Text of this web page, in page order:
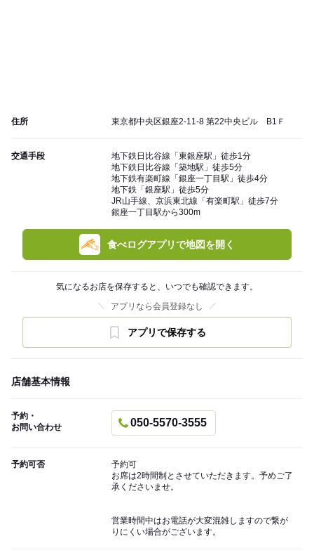
住所 東京都中央区銀座2-11-8 第22中央ビル B1Ｆ
交通手段
地下鉄日比谷線「東銀座駅」徒歩1分
地下鉄日比谷線「築地駅」徒歩5分
地下鉄有楽町線「銀座一丁目駅」徒歩4分
地下鉄「銀座駅」徒歩5分
JR山手線、京浜東北線「有楽町駅」徒歩7分
銀座一丁目駅から300m
食べログアプリで地図を開く
気になるお店を保存すると、いつでも確認できます。
アプリなら会員登録なし
アプリで保存する
店舗基本情報
予約・
お問い合わせ
050-5570-3555
予約可否
予約可
お席は2時間制とさせていただきます。予めご了
承くださいませ。
営業時間中はお電話が大変混雑しますので繋が
りにくい場合がございます。